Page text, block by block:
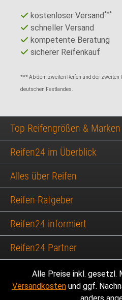
kostenloser Versand***
schneller Versand
kompetente Beratung
sicherer Reifenkauf
*** Ab dem zweiten Reifen und der zweiten
deutschen Festlandes.
Top Reifengrößen & Marken
Reifen24 im Überblick
Alles über Reifen
Reifen-Ratgeber
Reifen24 informiert
Reifen24 Partner
Alle Preise inkl. gesetzl.
Versandkostenund ggf.